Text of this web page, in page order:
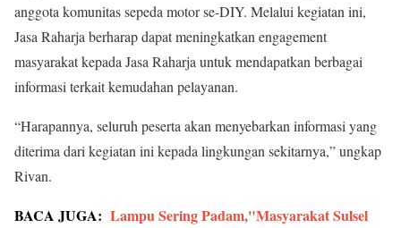
anggota komunitas sepeda motor se-DIY. Melalui kegiatan ini,
Jasa Raharja berharap dapat meningkatkan engagement
masyarakat kepada Jasa Raharja untuk mendapatkan berbagai
informasi terkait kemudahan pelayanan.
“Harapannya, seluruh peserta akan menyebarkan informasi yang
diterima dari kegiatan ini kepada lingkungan sekitarnya,” ungkap
Rivan.
BACA JUGA: Lampu Sering Padam,"Masyarakat Sulsel